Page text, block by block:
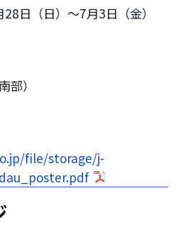
日（日）～7月3日（金）
部）
file/storage/j-